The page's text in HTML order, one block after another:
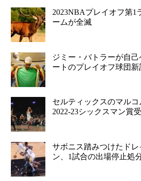
2023NBAプレイオフ第1
ームが全滅
ジミー・バトラーが自己
ートのプレイオフ球団
セルティックスのマル
2022-23シックスマン賞
サボニス踏みつけたド
ン、1試合の出場停止処